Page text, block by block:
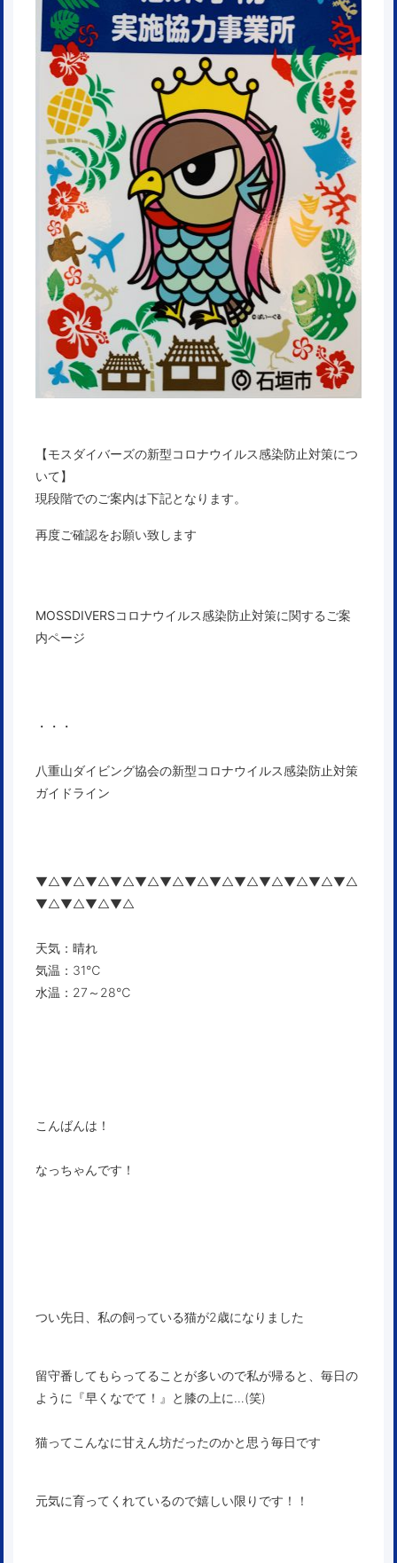
【モスダイバーズの新型コロナウイルス感染防止対策につ
いて】
現段階でのご案内は下記となります。
再度ご確認をお願い致します
MOSSDIVERSコロナウイルス感染防止対策に関するご案
内ページ
・・・
八重山ダイビング協会の新型コロナウイルス感染防止対策
ガイドライン
▼△▼△▼△▼△▼△▼△▼△▼△▼△▼△▼△▼△▼△
▼△▼△▼△▼△
天気：晴れ
気温：31℃
水温：27～28℃
こんばんは！
なっちゃんです！
つい先日、私の飼っている猫が2歳になりました
留守番してもらってることが多いので私が帰ると、毎日の
ように『早くなでて！』と膝の上に…(笑)
猫ってこんなに甘えん坊だったのかと思う毎日です
元気に育ってくれているので嬉しい限りです！！